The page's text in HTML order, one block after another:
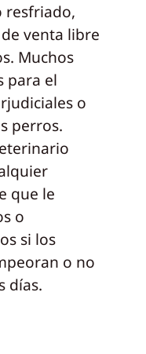
resfriado,
venta libre
Muchos
para el
o
perros.
que le
o
si los
o no
días.